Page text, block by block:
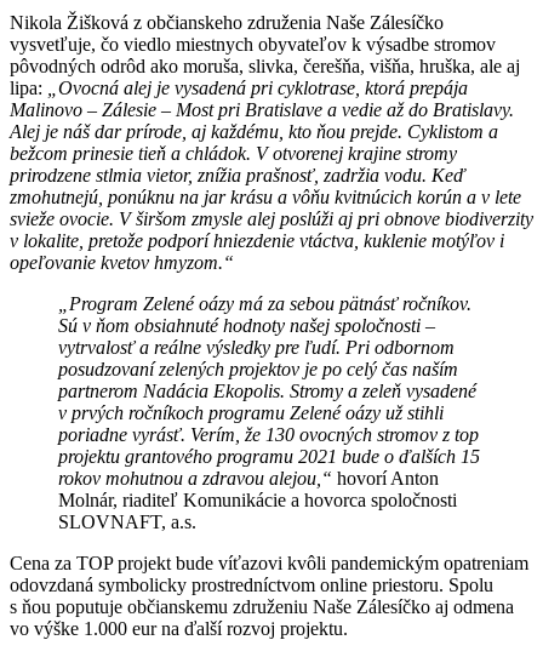
Nikola Žišková z občianskeho združenia Naše Zálesíčko
vysvetľuje, čo viedlo miestnych obyvateľov k výsadbe stromov
pôvodných odrôd ako moruša, slivka, čerešňa, višňa, hruška, ale aj
lipa: „Ovocná alej je vysadená pri cyklotrase, ktorá prepája
Malinovo – Zálesie – Most pri Bratislave a vedie až do Bratislavy.
Alej je náš dar prírode, aj každému, kto ňou prejde. Cyklistom a
bežcom prinesie tieň a chládok. V otvorenej krajine stromy
prirodzene stlmia vietor, znížia prašnosť, zadržia vodu. Keď
zmohutnejú, ponúknu na jar krásu a vôňu kvitnúcich korún a v lete
svieže ovocie. V širšom zmysle alej poslúži aj pri obnove biodiverzity
v lokalite, pretože podporí hniezdenie vtáctva, kuklenie motýľov i
opeľovanie kvetov hmyzom.“
„Program Zelené oázy má za sebou pätnásť ročníkov.
Sú v ňom obsiahnuté hodnoty našej spoločnosti –
vytrvalosť a reálne výsledky pre ľudí. Pri odbornom
posudzovaní zelených projektov je po celý čas naším
partnerom Nadácia Ekopolis. Stromy a zeleň vysadené
v prvých ročníkoch programu Zelené oázy už stihli
poriadne vyrásť. Verím, že 130 ovocných stromov z top
projektu grantového programu 2021 bude o ďalších 15
rokov mohutnou a zdravou alejou,“ hovorí Anton
Molnár, riaditeľ Komunikácie a hovorca spoločnosti
SLOVNAFT, a.s.
Cena za TOP projekt bude víťazovi kvôli pandemickým opatreniam
odovzdaná symbolicky prostredníctvom online priestoru. Spolu
s ňou poputuje občianskemu združeniu Naše Zálesíčko aj odmena
vo výške 1.000 eur na ďalší rozvoj projektu.